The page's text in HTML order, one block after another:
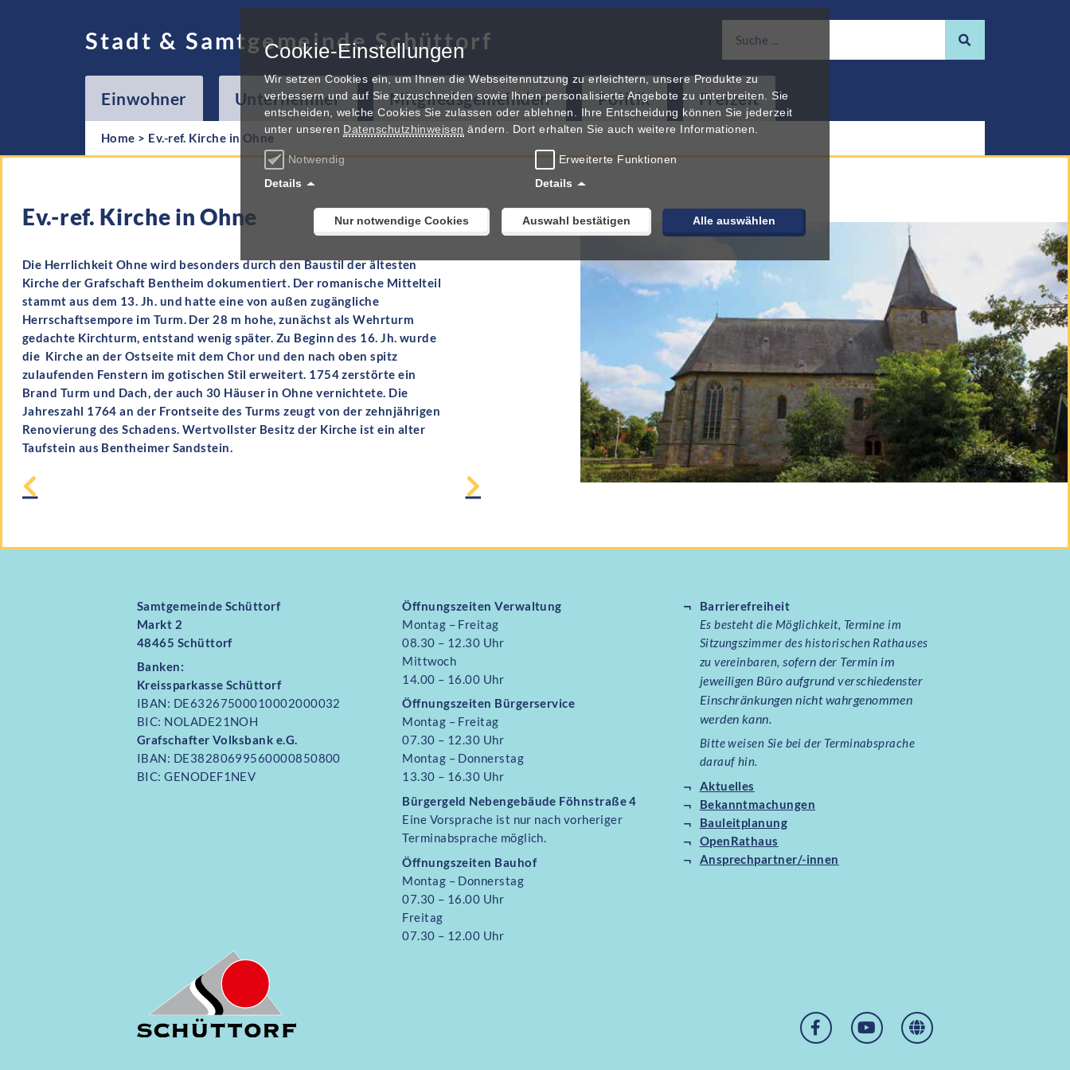
Stadt & Samtgemeinde Schüttorf
Einwohner Unternehmer Mitgliedsgemeinden Politik Freizeit
Home > Ev.-ref. Kirche in Ohne
Ev.-ref. Kirche in Ohne
Die Herrlichkeit Ohne wird besonders durch den Baustil der ältesten
Kirche der Grafschaft Bentheim dokumentiert. Der romanische Mittelteil
stammt aus dem 13. Jh. und hatte eine von außen zugängliche
Herrschaftsempore im Turm. Der 28 m hohe, zunächst als Wehrturm
gedachte Kirchturm, entstand wenig später. Zu Beginn des 16. Jh. wurde
die Kirche an der Ostseite mit dem Chor und den nach oben spitz
zulaufenden Fenstern im gotischen Stil erweitert. 1754 zerstörte ein
Brand Turm und Dach, der auch 30 Häuser in Ohne vernichtete. Die
Jahreszahl 1764 an der Frontseite des Turms zeugt von der zehnjährigen
Renovierung des Schadens. Wertvollster Besitz der Kirche ist ein alter
Taufstein aus Bentheimer Sandstein.
Samtgemeinde Schüttorf
Markt 2
48465 Schüttorf
Banken:
Kreissparkasse Schüttorf
IBAN: DE63267500010002000032
BIC: NOLADE21NOH
Grafschafter Volksbank e.G.
IBAN: DE38280699560000850800
BIC: GENODEF1NEV
Öffnungszeiten Verwaltung
Montag – Freitag
08.30 – 12.30 Uhr
Mittwoch
14.00 – 16.00 Uhr
Öffnungszeiten Bürgerservice
Montag – Freitag
07.30 – 12.30 Uhr
Montag – Donnerstag
13.30 – 16.30 Uhr
Bürgergeld Nebengebäude Föhnstraße 4
Eine Vorsprache ist nur nach vorheriger
Terminabsprache möglich.
Öffnungszeiten Bauhof
Montag – Donnerstag
07.30 – 16.00 Uhr
Freitag
07.30 – 12.00 Uhr
Barrierefreiheit
Es besteht die Möglichkeit, Termine im
Sitzungszimmer des historischen Rathauses
zu vereinbaren,sofern der Termin im
jeweiligen Büro aufgrund verschiedenster
Einschränkungen nicht wahrgenommen
werden kann.
Bitte weisen Sie bei der Terminabsprache
darauf hin.
Aktuelles
Bekanntmachungen
Bauleitplanung
OpenRathaus
Ansprechpartner/-innen
Cookie-Einstellungen
Wir setzen Cookies ein, um Ihnen die Webseitennutzung zu erleichtern, unsere Produkte zu
verbessern und auf Sie zuzuschneiden sowie Ihnen personalisierte Angebote zu unterbreiten. Sie
entscheiden, welche Cookies Sie zulassen oder ablehnen. Ihre Entscheidung können Sie jederzeit
unter unseren Datenschutzhinweisen ändern. Dort erhalten Sie auch weitere Informationen.
Notwendig
Details
Erweiterte Funktionen
Details
Nur notwendige Cookies Auswahl bestätigen Alle auswählen